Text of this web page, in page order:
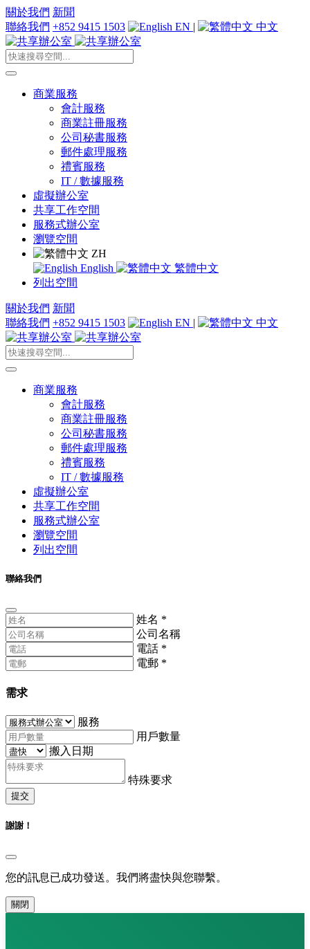
關於我們 新聞
聯絡我們 +852 9415 1503 EN | 中文
商業服務
會計服務
商業註冊服務
公司秘書服務
郵件處理服務
禮賓服務
IT / 數據服務
虛擬辦公室
共享工作空間
服務式辦公室
瀏覽空間
ZH
English
繁體中文
列出空間
關於我們 新聞
聯絡我們 +852 9415 1503 EN | 中文
商業服務
會計服務
商業註冊服務
公司秘書服務
郵件處理服務
禮賓服務
IT / 數據服務
虛擬辦公室
共享工作空間
服務式辦公室
瀏覽空間
列出空間
聯絡我們
姓名 *
公司名稱
電話 *
電郵 *
需求
服務
用戶數量
搬入日期
特殊要求
提交
謝謝！
您的訊息已成功發送。我們將盡快與您聯繫。
關閉